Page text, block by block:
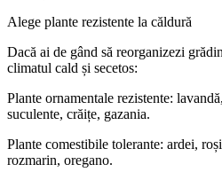
Alege plante rezistente la căldură
Dacă ai de gând să reorganizezi
climatul cald și secetos:
Plante ornamentale rezistente:
suculente, crăițe, gazania.
Plante comestibile tolerante: ardei,
rozmarin, oregano.